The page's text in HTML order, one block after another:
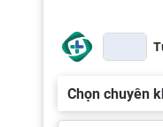
Chọn chuyên